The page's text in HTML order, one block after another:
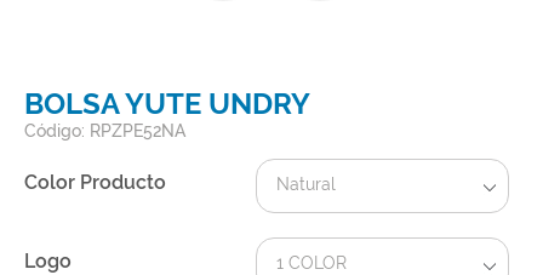
BOLSA YUTE UNDRY
Código: RPZPE52NA
Color Producto Natural
Logo 1 COLOR